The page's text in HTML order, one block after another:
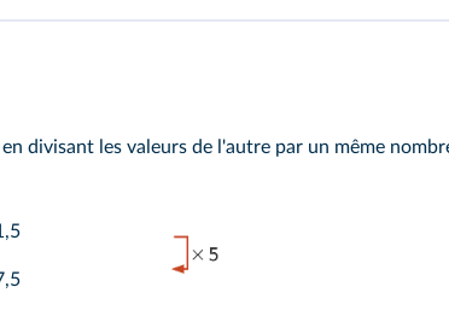
divisant les valeurs de l'autre par un même